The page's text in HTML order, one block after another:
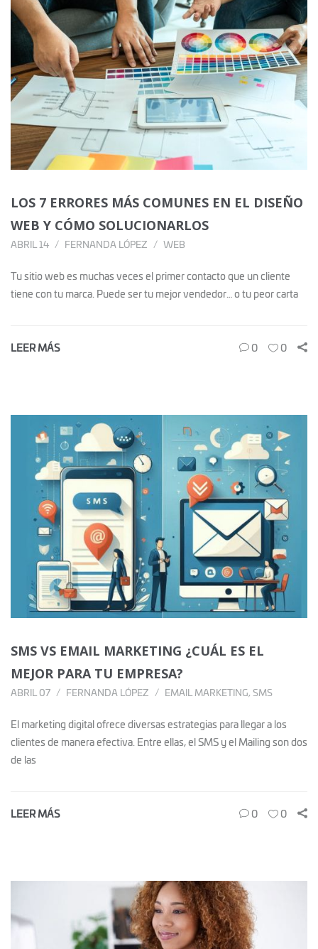
LOS 7 ERRORES MÁS COMUNES EN EL DISEÑO
WEB Y CÓMO SOLUCIONARLOS
ABRIL 14 FERNANDA LÓPEZ WEB
Tu sitio web es muchas veces el primer contacto que un cliente
tiene con tu marca. Puede ser tu mejor vendedor… o tu peor carta
LEER MÁS 0 0
SMS VS EMAIL MARKETING ¿CUÁL ES EL
MEJOR PARA TU EMPRESA?
ABRIL 07 FERNANDA LÓPEZ EMAIL MARKETING, SMS
El marketing digital ofrece diversas estrategias para llegar a los
clientes de manera efectiva. Entre ellas, el SMS y el Mailing son dos
de las
LEER MÁS 0 0